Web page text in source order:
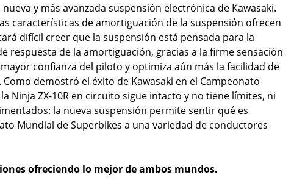
y más avanzada suspensión electrónica de Kawasaki.
características de amortiguación de la suspensión ofrecen
difícil creer que la suspensión está pensada para la
respuesta de la amortiguación, gracias a la firme sensación
confianza del piloto y optimiza aún más la facilidad de
Como demostró el éxito de Kawasaki en el Campeonato
Ninja ZX-10R en circuito sigue intacto y no tiene límites, ni
la nueva suspensión permite sentir qué es
Mundial de Superbikes a una variedad de conductores
ofreciendo lo mejor de ambos mundos.